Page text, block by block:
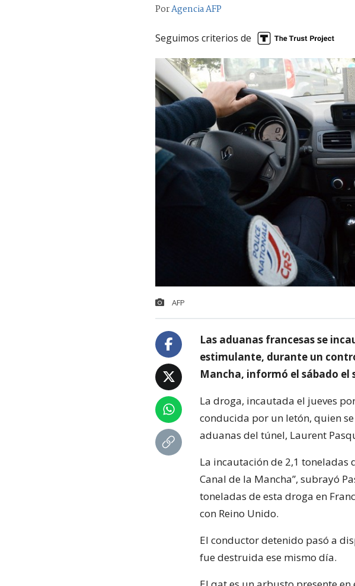
PorAgencia AFP
Seguimos criterios de
AFP
Las aduanas francesas se
estimulante, durante un
Mancha, informó el sábado el
La droga, incautada el jueves
conducida por un letón, quien
aduanas del túnel, Laurent
La incautación de 2,1 toneladas
Canal de la Mancha”, subrayó
toneladas de esta droga en
con Reino Unido.
El conductor detenido pasó a
fue destruida ese mismo día.